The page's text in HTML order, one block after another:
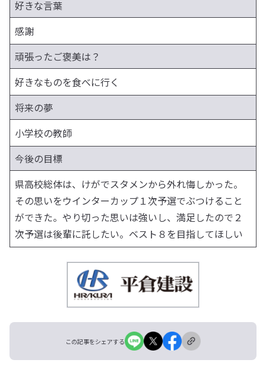
好きな言葉
感謝
頑張ったご褒美は？
好きなものを食べに行く
将来の夢
小学校の教師
今後の目標
県高校総体は、けがでスタメンから外れ悔しかった。
その思いをウインターカップ１次予選でぶつけること
ができた。やり切った思いは強いし、満足したので２
次予選は後輩に託したい。ベスト８を目指してほしい
この記事をシェアする